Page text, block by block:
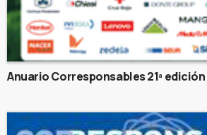
Anuario Corresponsables 21ª